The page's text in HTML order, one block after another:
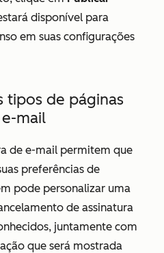
disponível para
em suas configurações
tipos de páginas
mail
de e-mail permitem que
preferências de
pode personalizar uma
de assinatura
juntamente com
que será mostrada